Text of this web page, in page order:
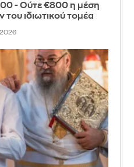
- Ούτε €800 η μέση
ιδιωτικού τομέα